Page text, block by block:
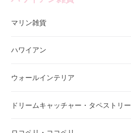
マリン雑貨
ハワイアン
ウォールインテリア
ドリームキャッチャー・タペストリー